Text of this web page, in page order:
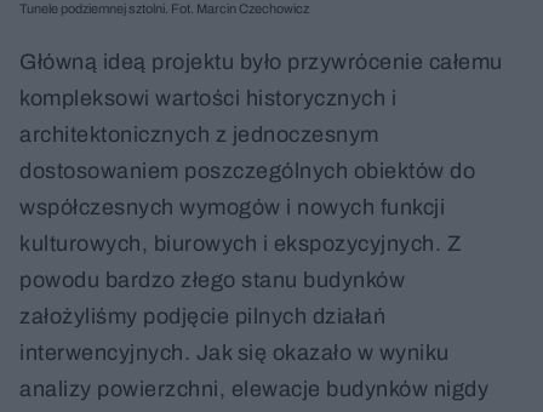
Tunele podziemnej sztolni. Fot. Marcin Czechowicz
Główną ideą projektu było przywrócenie całemu
kompleksowi wartości historycznych i
architektonicznych z jednoczesnym
dostosowaniem poszczególnych obiektów do
współczesnych wymogów i nowych funkcji
kulturowych, biurowych i ekspozycyjnych. Z
powodu bardzo złego stanu budynków
założyliśmy podjęcie pilnych działań
interwencyjnych. Jak się okazało w wyniku
analizy powierzchni, elewacje budynków nigdy